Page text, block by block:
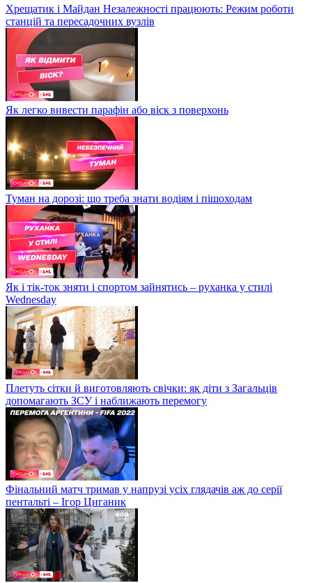
Хрещатик і Майдан Незалежності працюють: Режим роботи
станцій та пересадочних вузлів
Як легко вивести парафін або віск з поверхонь
Туман на дорозі: що треба знати водіям і пішоходам
Як і тік-ток зняти і спортом зайнятись – руханка у стилі
Wednesday
Плетуть сітки й виготовляють свічки: як діти з Загальців
допомагають ЗСУ і наближають перемогу
Фінальний матч тримав у напрузі усіх глядачів аж до серії
пентальті – Ігор Циганик